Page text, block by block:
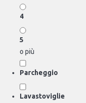
4
5
o più
Parcheggio
Lavastoviglie